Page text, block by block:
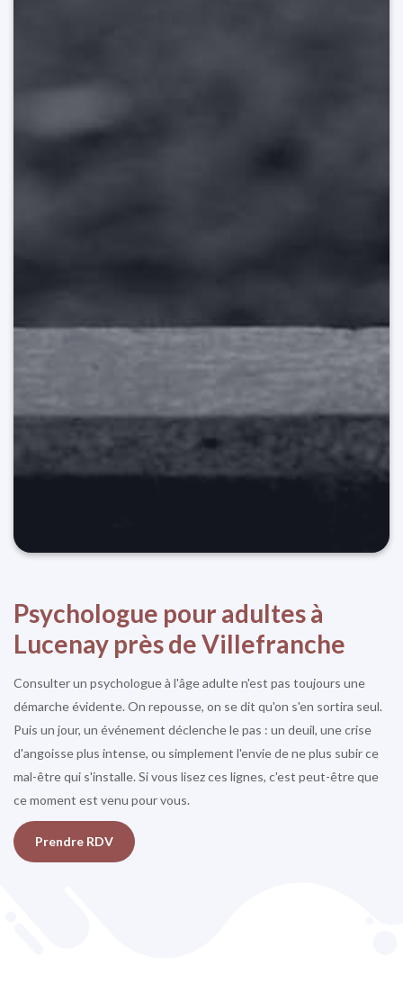
Psychologue pour adultes à
Lucenay près de Villefranche
Consulter un psychologue à l'âge adulte n'est pas toujours une
démarche évidente. On repousse, on se dit qu'on s'en sortira seul.
Puis un jour, un événement déclenche le pas : un deuil, une crise
d'angoisse plus intense, ou simplement l'envie de ne plus subir ce
mal-être qui s'installe. Si vous lisez ces lignes, c'est peut-être que
ce moment est venu pour vous.
Prendre RDV